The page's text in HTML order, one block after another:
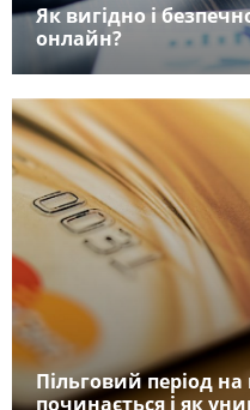
Як вигідно і
онлайн?
Пільговий період
починається і як